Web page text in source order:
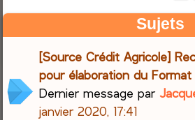
Sujets
[Source Crédit Agricole]
pour élaboration du
Dernier message par
janvier 2020, 17:41